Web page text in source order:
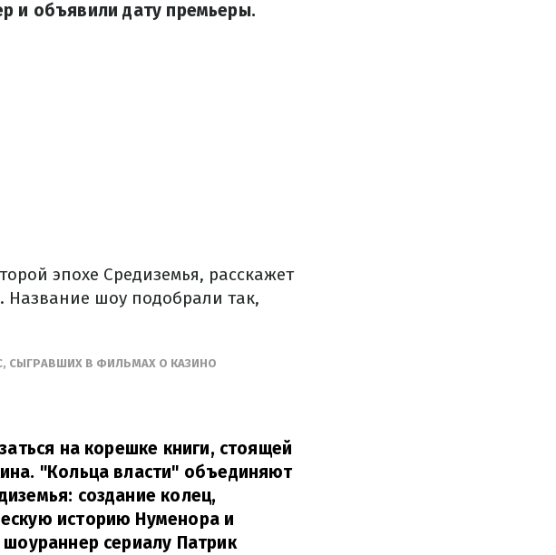
и объявили дату премьеры.
эпохе Средиземья, расскажет
Название шоу подобрали так,
СЫГРАВШИХ В ФИЛЬМАХ О КАЗИНО
на корешке книги, стоящей
"Кольца власти" объединяют
создание колец,
историю Нуменора и
шоураннер сериалу Патрик